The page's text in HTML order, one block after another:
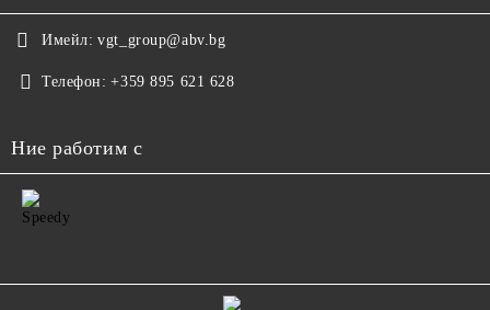
Имейл: vgt_group@abv.bg
Телефон: +359 895 621 628
Ние работим с